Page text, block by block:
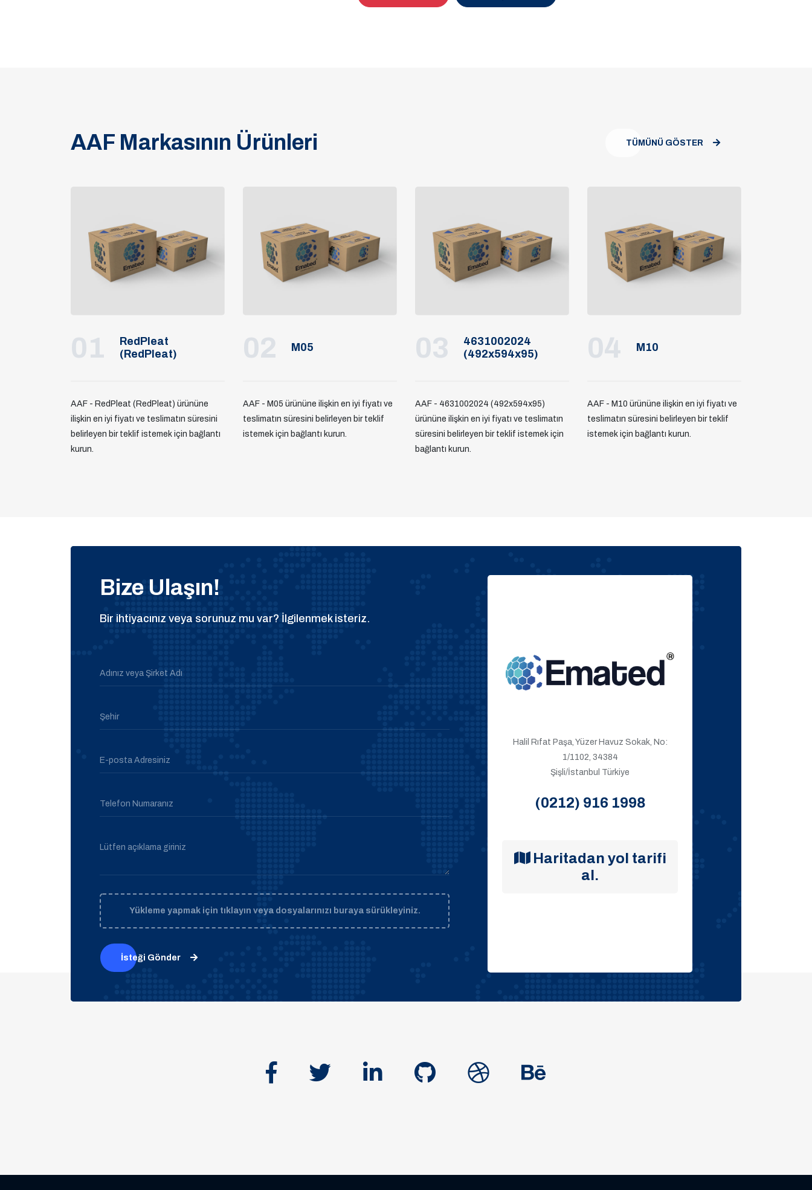
AAF Markasının Ürünleri TÜMÜNÜ GÖSTER
01
RedPleat
(RedPleat)
AAF - RedPleat (RedPleat) ürününe
ilişkin en iyi fiyatı ve teslimatın süresini
belirleyen bir teklif istemek için bağlantı
kurun.
02 M05
AAF - M05 ürününe ilişkin en iyi fiyatı ve
teslimatın süresini belirleyen bir teklif
istemek için bağlantı kurun.
03
4631002024
(492x594x95)
AAF - 4631002024 (492x594x95)
ürününe ilişkin en iyi fiyatı ve teslimatın
süresini belirleyen bir teklif istemek için
bağlantı kurun.
04 M10
AAF - M10 ürününe ilişkin en iyi fiyatı ve
teslimatın süresini belirleyen bir teklif
istemek için bağlantı kurun.
Bize Ulaşın!
Bir ihtiyacınız veya sorunuz mu var? İlgilenmek isteriz.
Adınız veya Şirket Adı
Şehir
E-posta Adresiniz
Telefon Numaranız
Lütfen açıklama giriniz
Yükleme yapmak için tıklayın veya dosyalarınızı buraya sürükleyiniz.
İsteği Gönder
Halil Rıfat Paşa, Yüzer Havuz Sokak, No:
1/1102, 34384
Şişli/İstanbul Türkiye
(0212) 916 1998
Haritadan yol tarifi
al.